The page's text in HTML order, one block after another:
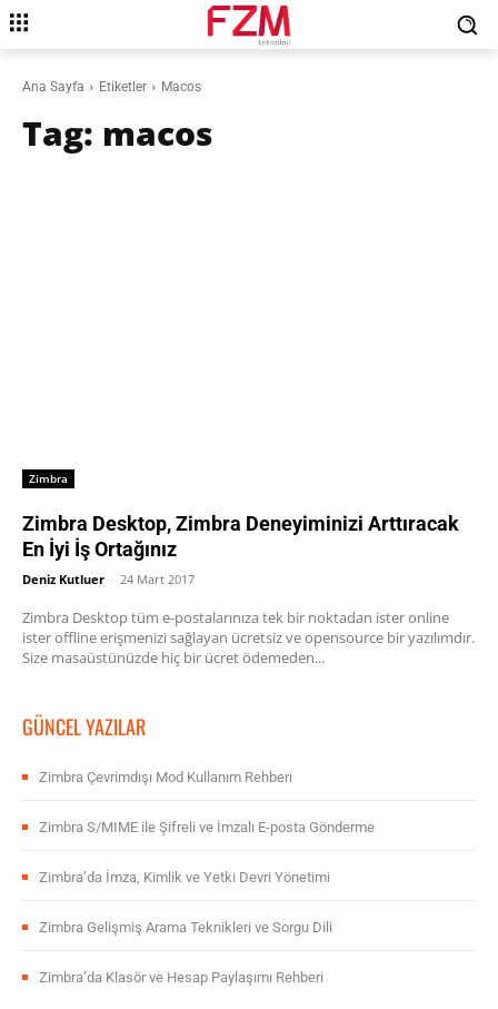
Ana Sayfa Etiketler Macos
Tag: macos
Zimbra
Zimbra Desktop, Zimbra Deneyiminizi Arttıracak
En İyi İş Ortağınız
Deniz Kutluer - 24 Mart 2017
Zimbra Desktop tüm e-postalarınıza tek bir noktadan ister online
ister offline erişmenizi sağlayan ücretsiz ve opensource bir yazılımdır.
Size masaüstünüzde hiç bir ücret ödemeden...
GÜNCEL YAZILAR
Zimbra Çevrimdışı Mod Kullanım Rehberi
Zimbra S/MIME ile Şifreli ve İmzalı E-posta Gönderme
Zimbra’da İmza, Kimlik ve Yetki Devri Yönetimi
Zimbra Gelişmiş Arama Teknikleri ve Sorgu Dili
Zimbra’da Klasör ve Hesap Paylaşımı Rehberi